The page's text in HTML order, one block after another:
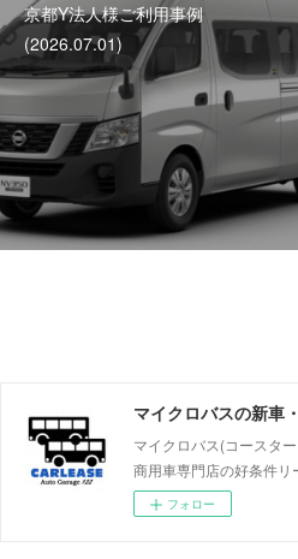
京都Y法人様ご利用事例
(2026.07.01)
マイクロバスの新車
マイクロバス(コースタ
商用車専門店の好条件
フォロー